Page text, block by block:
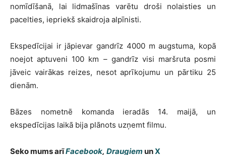
nomīdīšanā, lai lidmašīnas varētu droši nolaisties un
pacelties, iepriekš skaidroja alpīnisti.
Ekspedīcijai ir jāpievar gandrīz 4000 m augstuma, kopā
noejot aptuveni 100 km – gandrīz visi maršruta posmi
jāveic vairākas reizes, nesot aprīkojumu un pārtiku 25
dienām.
Bāzes nometnē komanda ieradās 14. maijā, un
ekspedīcijas laikā bija plānots uzņemt filmu.
Seko mums arīFacebook, Draugiem unX